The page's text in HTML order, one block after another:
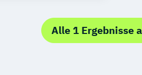
Alle 1 Ergebnisse